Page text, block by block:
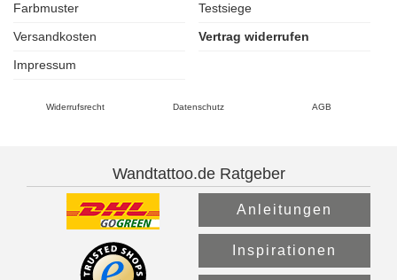
Farbmuster
Testsiege
Versandkosten
Vertrag widerrufen
Impressum
Widerrufsrecht Datenschutz AGB
Wandtattoo.de Ratgeber
Anleitungen
Inspirationen